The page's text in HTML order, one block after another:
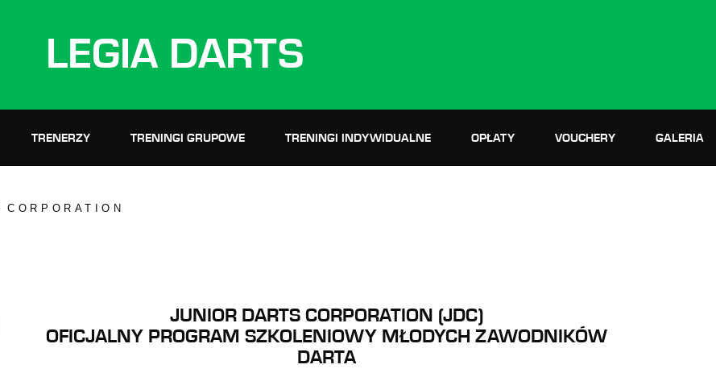
LEGIA DARTS
TRENERZY TRENINGI GRUPOWE TRENINGI INDYWIDUALNE OPŁATY VOUCHERY GALERIA
JUNIOR DARTS CORPORATION (JDC)
OFICJALNY PROGRAM SZKOLENIOWY MŁODYCH ZAWODNIKÓW
DARTA